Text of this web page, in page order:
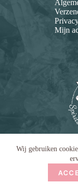
Wij gebruiken
Mijn